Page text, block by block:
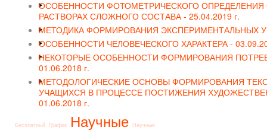
ОСОБЕННОСТИ ФОТОМЕТРИЧЕСКОГО
РАСТВОРАХ СЛОЖНОГО СОСТАВА - 25.04.2019 г.
МЕТОДИКА ФОРМИРОВАНИЯ ЭКСПЕРИМЕНТАЛЬНЫХ
ОСОБЕННОСТИ ЧЕЛОВЕЧЕСКОГО ХАРАКТЕРА -
НЕКОТОРЫЕ ОСОБЕННОСТИ ФОРМИРОВАНИЯ
01.06.2018 г.
МЕТОДОЛОГИЧЕСКИЕ ОСНОВЫ ФОРМИРОВАНИЯ
УЧАЩИХСЯ В ПРОЦЕССЕ ПОСТИЖЕНИЯ
01.06.2018 г.
Бесплатный График Научные Научные